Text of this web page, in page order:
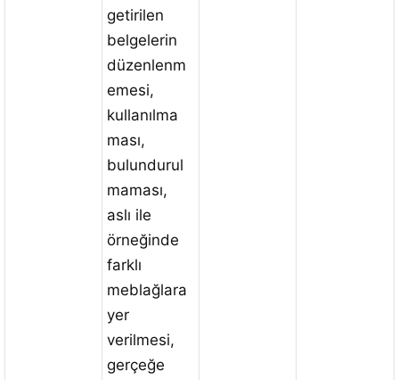
getirilen
belgelerin
düzenlenm
emesi,
kullanılma
ması,
bulundurul
maması,
aslı ile
örneğinde
farklı
meblağlara
yer
verilmesi,
gerçeğe